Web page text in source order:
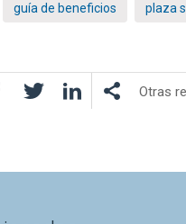
guía de beneficios plaza
TwitterLinkedIn Otras